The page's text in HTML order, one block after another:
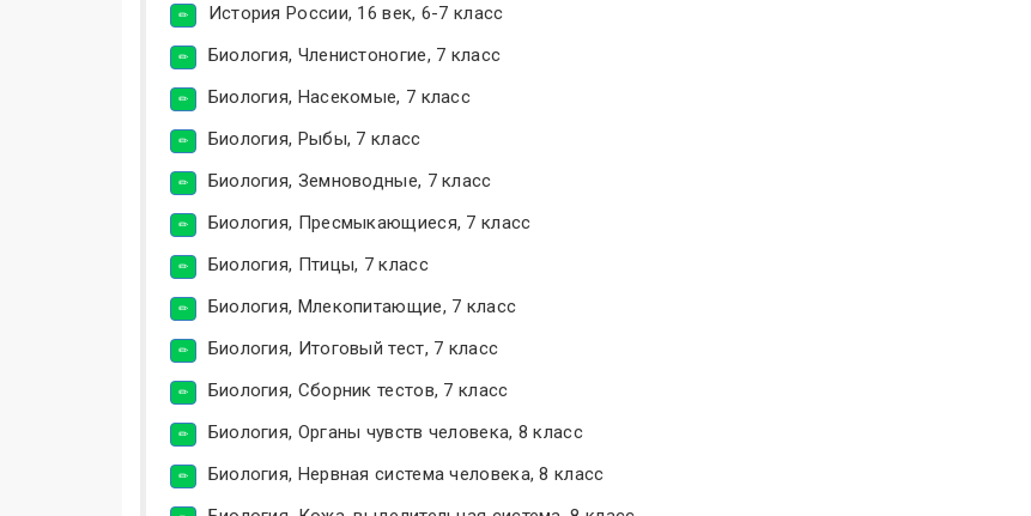
История России, 16 век, 6-7 класс
Биология, Членистоногие, 7 класс
Биология, Насекомые, 7 класс
Биология, Рыбы, 7 класс
Биология, Земноводные, 7 класс
Биология, Пресмыкающиеся, 7 класс
Биология, Птицы, 7 класс
Биология, Млекопитающие, 7 класс
Биология, Итоговый тест, 7 класс
Биология, Сборник тестов, 7 класс
Биология, Органы чувств человека, 8 класс
Биология, Нервная система человека, 8 класс